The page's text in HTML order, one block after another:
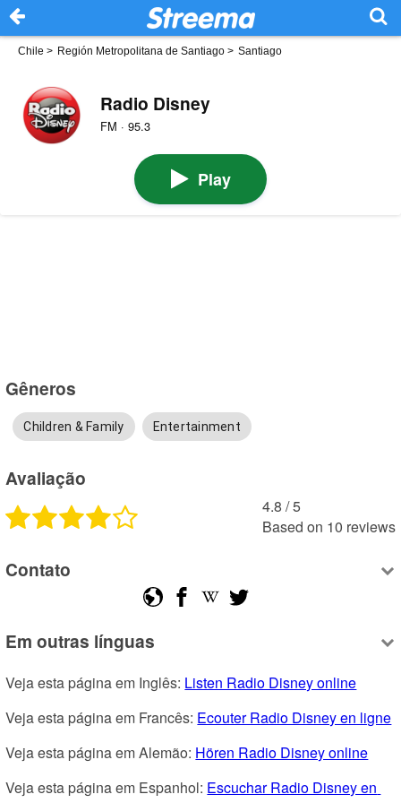
Chile > Región Metropolitana de Santiago > Santiago
Radio Disney
FM · 95.3
Play
Gêneros
Children & Family Entertainment
Avaliação
4.8 /5
Based on 10 reviews
Contato
Em outras línguas
Veja esta página em Inglês: Listen Radio Disney online
Veja esta página em Francês: Ecouter Radio Disney en ligne
Veja esta página em Alemão: Hören Radio Disney online
Veja esta página em Espanhol: Escuchar Radio Disney en